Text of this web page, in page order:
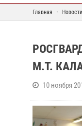
Главная Новости
М.Т.
10 ноября